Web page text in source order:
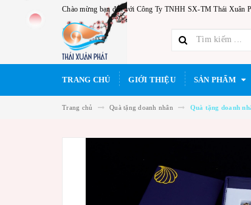
Chào mừng bạn đến với Công Ty TNHH SX-TM Thái Xuân
TRANG CHỦ GIỚI THIỆU SẢN PHẨM
Trang chủ Quà tặng doanh nhân Quà tặng doanh